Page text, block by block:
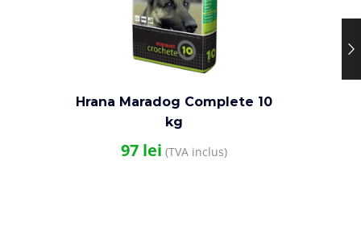
Hrana Maradog Complete 10
kg
97 lei (TVA inclus)